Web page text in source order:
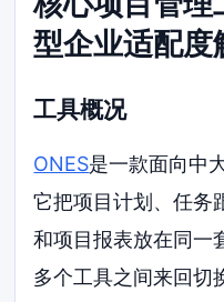
型企业适配度
工具概况
ONES是一款面向中
它把项目计划、任务
和项目报表放在同一
多个工具之间来回切